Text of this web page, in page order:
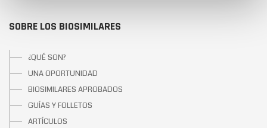
SOBRE LOS BIOSIMILARES
¿QUÉ SON?
UNA OPORTUNIDAD
BIOSIMILARES APROBADOS
GUÍAS Y FOLLETOS
ARTÍCULOS